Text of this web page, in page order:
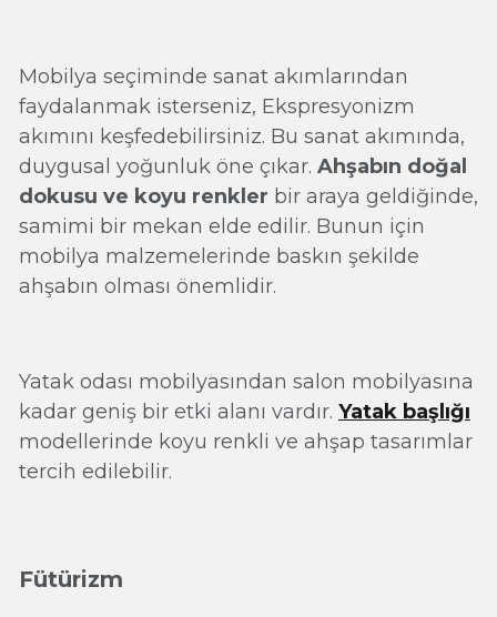
Mobilya seçiminde sanat akımlarından
faydalanmak isterseniz, Ekspresyonizm
akımını keşfedebilirsiniz. Bu sanat akımında,
duygusal yoğunluk öne çıkar. Ahşabın doğal
dokusu ve koyu renkler bir araya geldiğinde,
samimi bir mekan elde edilir. Bunun için
mobilya malzemelerinde baskın şekilde
ahşabın olması önemlidir.
Yatak odası mobilyasından salon mobilyasına
kadar geniş bir etki alanı vardır. Yatak başlığı
modellerinde koyu renkli ve ahşap tasarımlar
tercih edilebilir.
Fütürizm